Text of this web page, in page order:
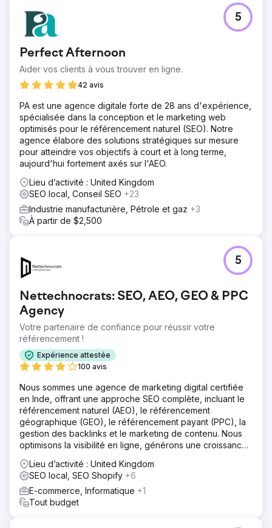
Rye House Group a été confronté à un trafic stagnant à
environ 10 000 visites/mois en juin 2023. Les principaux
l'amélioration des classements, la diversification des
backlinks et le renforcement de l'autorité de domaine
dans un contexte de concurrence féroce dans l'industrie
du karting.
Solution
Nous avons mis en œuvre une stratégie SEO à multiples
facettes : contenu existant et améliorations sur site,
couplées à une création de contenu ciblée, pour combler
les éventuelles lacunes. Acquisition de backlinks via des
campagnes de sensibilisation vers des sites faisant
autorité. SEO technique pour résoudre les problèmes,
améliorant la capacité d'exploration et l'expérience
utilisateur.
Résultat
considérablement amélioré pour les termes à volume
élevé. Le coût estimé du trafic a connu une augmentation
notable et les backlinks de haute autorité ont
considérablement augmenté. Rye House a surpassé ses
concurrents, établissant ainsi le leadership du secteur.
Vers la page de l'agence
Perfect Afternoon
Aider vos clients à vous trouver en ligne.
42 avis
5
PA est une agence digitale forte de 28 ans d'expérience,
spécialisée dans la conception et le marketing web
optimisés pour le référencement naturel (SEO). Notre
agence élabore des solutions stratégiques sur mesure
pour atteindre vos objectifs à court et à long terme,
aujourd'hui fortement axés sur l'AEO.
Lieu d’activité : United Kingdom
SEO local, Conseil SEO +23
Industrie manufacturière, Pétrole et gaz +3
À partir de $2,500
Nettechnocrats: SEO, AEO, GEO & PPC
Agency
Votre partenaire de confiance pour réussir votre
référencement !
Expérience attestée
100 avis
5
Nous sommes une agence de marketing digital certifiée
en Inde, offrant une approche SEO complète, incluant le
référencement naturel (AEO), le référencement
géographique (GEO), le référencement payant (PPC), la
gestion des backlinks et le marketing de contenu. Nous
optimisons la visibilité en ligne, générons une croissance
développement international.
Lieu d’activité : United Kingdom
SEO local, SEO Shopify +6
E-commerce, Informatique +1
Tout budget